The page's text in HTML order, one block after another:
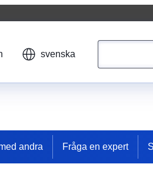
svenska
Sök
andra Fråga en expert